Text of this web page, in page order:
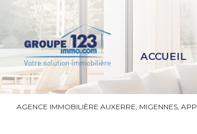
ACCUEIL
AGENCE IMMOBILIÈRE AUXERRE, MIGENNES,